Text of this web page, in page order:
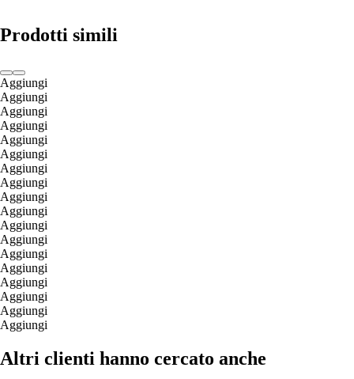
Prodotti simili
Aggiungi
Aggiungi
Aggiungi
Aggiungi
Aggiungi
Aggiungi
Aggiungi
Aggiungi
Aggiungi
Aggiungi
Aggiungi
Aggiungi
Aggiungi
Aggiungi
Aggiungi
Aggiungi
Aggiungi
Aggiungi
Altri clienti hanno cercato anche